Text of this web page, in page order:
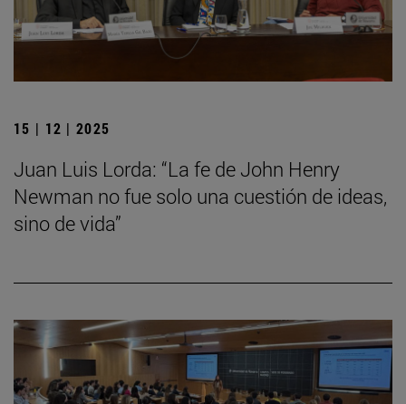
15 | 12 | 2025
Juan Luis Lorda: “La fe de John Henry
Newman no fue solo una cuestión de ideas,
sino de vida”